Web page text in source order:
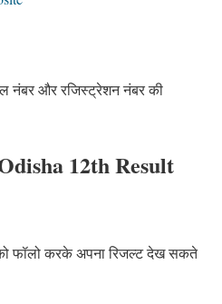
नंबर और रजिस्ट्रेशन नंबर की
12th Result
फॉलो करके अपना रिजल्ट देख सकते